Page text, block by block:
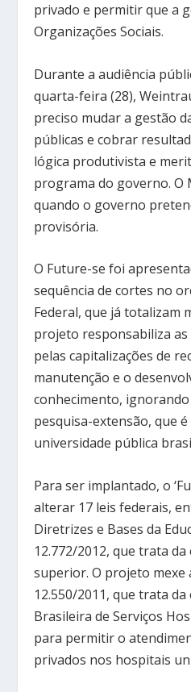
privado e permitir que a
Organizações Sociais.
Durante a audiência
quarta-feira (28),
preciso mudar a gestão
públicas e cobrar
lógica produtivista e
programa do governo.
quando o governo
provisória.
O Future-se foi
sequência de cortes no
Federal, que já totalizam
projeto responsabiliza
pelas capitalizações de
manutenção e o
conhecimento,
pesquisa-extensão, que é
universidade pública
Para ser implantado, o
alterar 17 leis federais,
Diretrizes e Bases da
12.772/2012, que trata
superior. O projeto mexe
12.550/2011, que trata
Brasileira de Serviços
para permitir o
privados nos hospitais